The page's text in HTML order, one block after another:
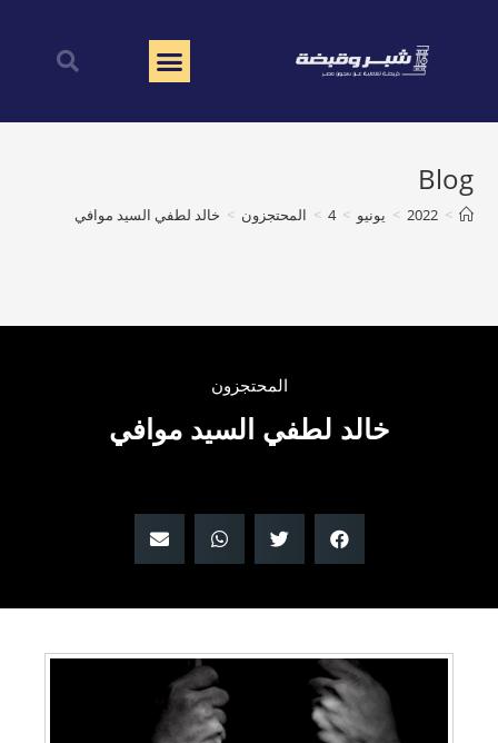
Blog
>
2022
> يونيو >
4
> المحتجزون > خالد لطفي السيد موافي
المحتجزون
خالد لطفي السيد موافي